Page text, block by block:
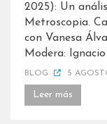
2025): Un
Metroscopia.
con Vanesa
Modera:
BLOG 5
Leer más